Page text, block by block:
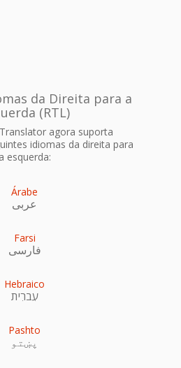
da Direita para a
(RTL)
agora suporta
idiomas da direita para
a esquerda:
Árabe
عربى
Farsi
فارسی
Hebraico
עִברִית
Pashto
پښتو